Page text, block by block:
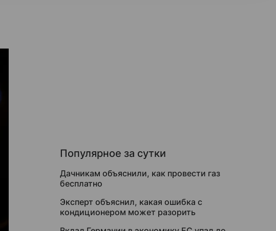
Популярное за сутки
Дачникам объяснили, как провести газ
бесплатно
Эксперт объяснил, какая ошибка с
кондиционером может разорить